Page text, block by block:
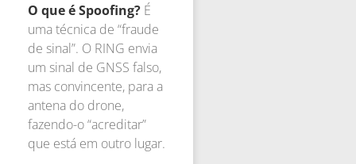
O que é Spoofing? É
uma técnica de “fraude
de sinal”. O RING envia
um sinal de GNSS falso,
mas convincente, para a
antena do drone,
fazendo-o “acreditar”
que está em outro lugar.